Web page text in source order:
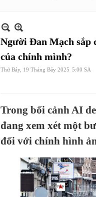
Người Đan Mạch sắp
của chính mình?
Thứ Bảy, 19 Tháng Bảy 2025 5:00 SA
Trong bối cảnh AI
đang xem xét một
đối với chính hình